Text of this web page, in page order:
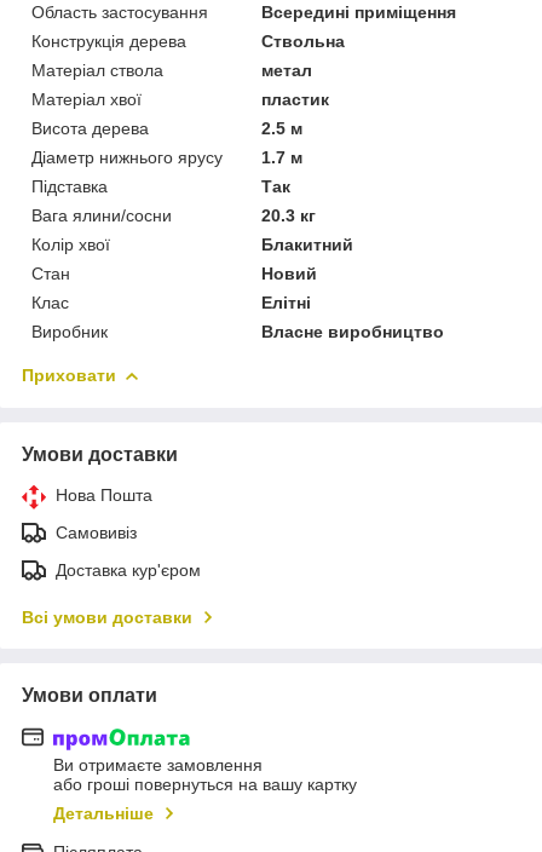
Область застосування
Всередині приміщення
Конструкція дерева
Ствольна
Матеріал ствола
метал
Матеріал хвої
пластик
Висота дерева
2.5 м
Діаметр нижнього ярусу
1.7 м
Підставка
Так
Вага ялини/сосни
20.3 кг
Колір хвої
Блакитний
Стан
Новий
Клас
Елітні
Виробник
Власне виробництво
Приховати
Умови доставки
Нова Пошта
Самовивіз
Доставка кур'єром
Всі умови доставки
Умови оплати
Ви отримаєте замовлення
або гроші повернуться на вашу картку
Детальніше